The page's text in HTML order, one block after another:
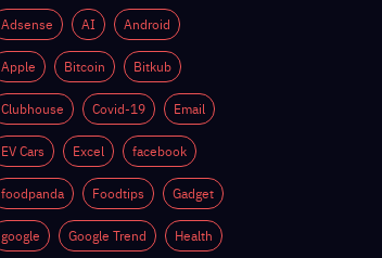
Adsense AI Android
Apple Bitcoin Bitkub
Clubhouse Covid-19 Email
EV Cars Excel facebook
foodpanda Foodtips Gadget
google Google Trend Health